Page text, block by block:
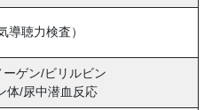
導聴力検査）
ゲン/ビリルビン
体/尿中潜血反応